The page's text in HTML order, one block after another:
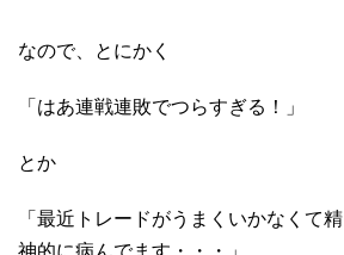
なので、とにかく
「はあ連戦連敗でつらすぎる！」
とか
「最近トレードがうまくいかなくて精